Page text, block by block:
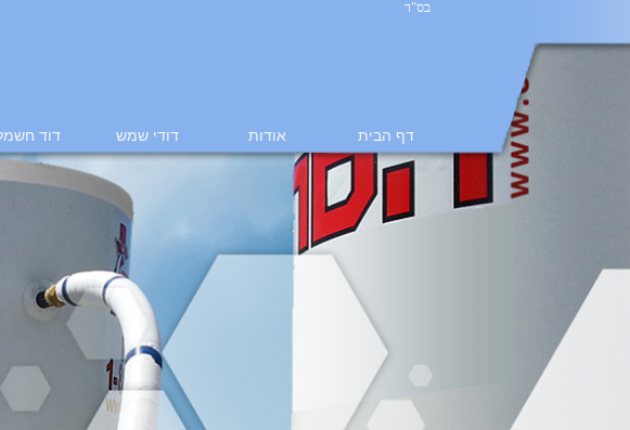
דף הבית אודות דודי שמש דוד
בס"ד